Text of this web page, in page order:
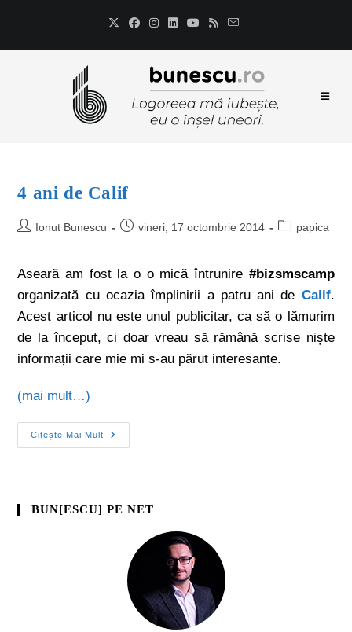
4 ani de Calif
Ionut Bunescu vineri, 17 octombrie 2014 papica
Aseară am fost la o o mică întrunire #bizsmscamp
organizată cu ocazia împlinirii a patru ani de Calif.
Acest articol nu este unul publicitar, ca să o lămurim
de la început, ci doar vreau să rămână scrise niște
informații care mie mi s-au părut interesante.
(mai mult…)
Citește Mai Mult
BUN[ESCU] PE NET